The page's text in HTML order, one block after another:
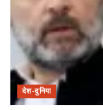
देश-दुनिया